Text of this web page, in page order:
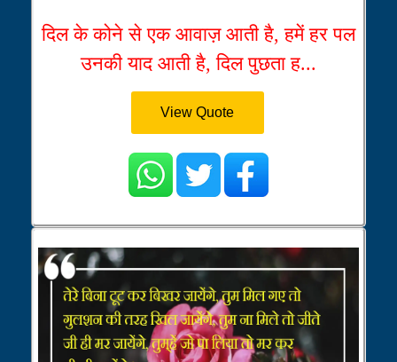
दिल के कोने से एक आवाज़ आती है, हमें हर पल
उनकी याद आती है, दिल पुछता ह...
View Quote